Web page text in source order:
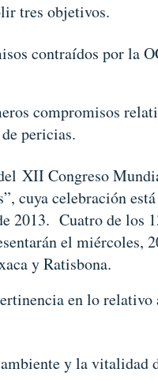
tres objetivos.
contraídos por la
compromisos
pericias.
XII Congreso
cuya celebración
2013. Cuatro de los
el miércoles,
y Ratisbona.
en lo relativo
y la vitalidad